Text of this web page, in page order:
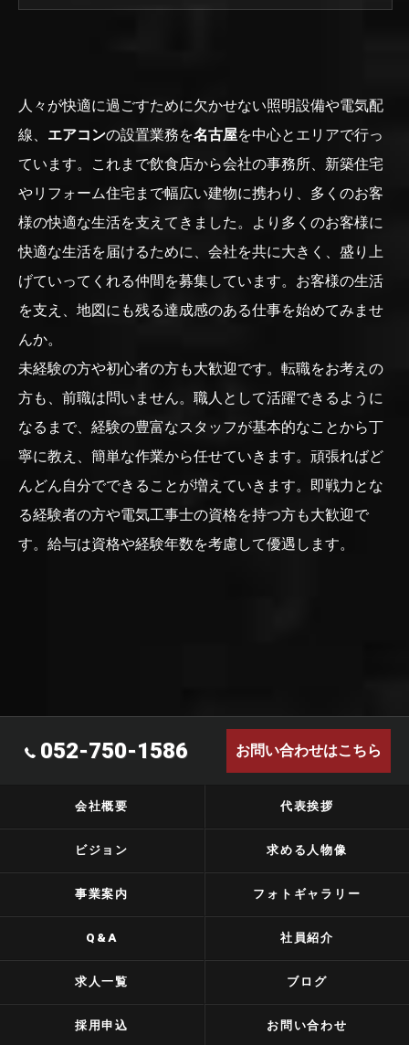
人々が快適に過ごすために欠かせない照明設備や電気配
線、 エアコンの設置業務を名古屋を中心とエリアで行っ
ています。これまで飲食店から会社の事務所、新築住宅
やリフォーム住宅まで幅広い建物に携わり、多くのお客
様の快適な生活を支えてきました。より多くのお客様に
快適な生活を届けるために、会社を共に大きく、盛り上
げていってくれる仲間を募集しています。お客様の生活
を支え、地図にも残る達成感のある仕事を始めてみませ
んか。
未経験の方や初心者の方も大歓迎です。転職をお考えの
方も、前職は問いません。職人として活躍できるように
なるまで、経験の豊富なスタッフが基本的なことから丁
寧に教え、簡単な作業から任せていきます。頑張ればど
んどん自分でできることが増えていきます。即戦力とな
る経験者の方や電気工事士の資格を持つ方も大歓迎で
す。給与は資格や経験年数を考慮して優遇します。
052-750-1586 お問い合わせはこちら
会社概要 代表挨拶
ビジョン 求める人物像
事業案内 フォトギャラリー
Q&A 社員紹介
求人一覧 ブログ
採用申込 お問い合わせ